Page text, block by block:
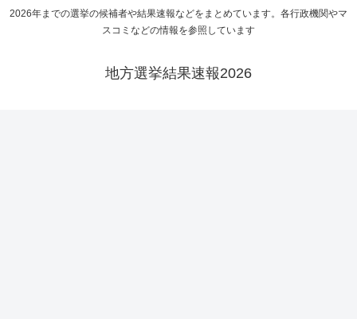
2026年までの選挙の候補者や結果速報などをまとめています。各行政機関やマ
スコミなどの情報を参照しています
地方選挙結果速報2026